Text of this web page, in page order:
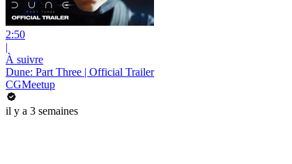
2:50
|
À suivre
Dune: Part Three | Official Trailer
CGMeetup
il y a 3 semaines